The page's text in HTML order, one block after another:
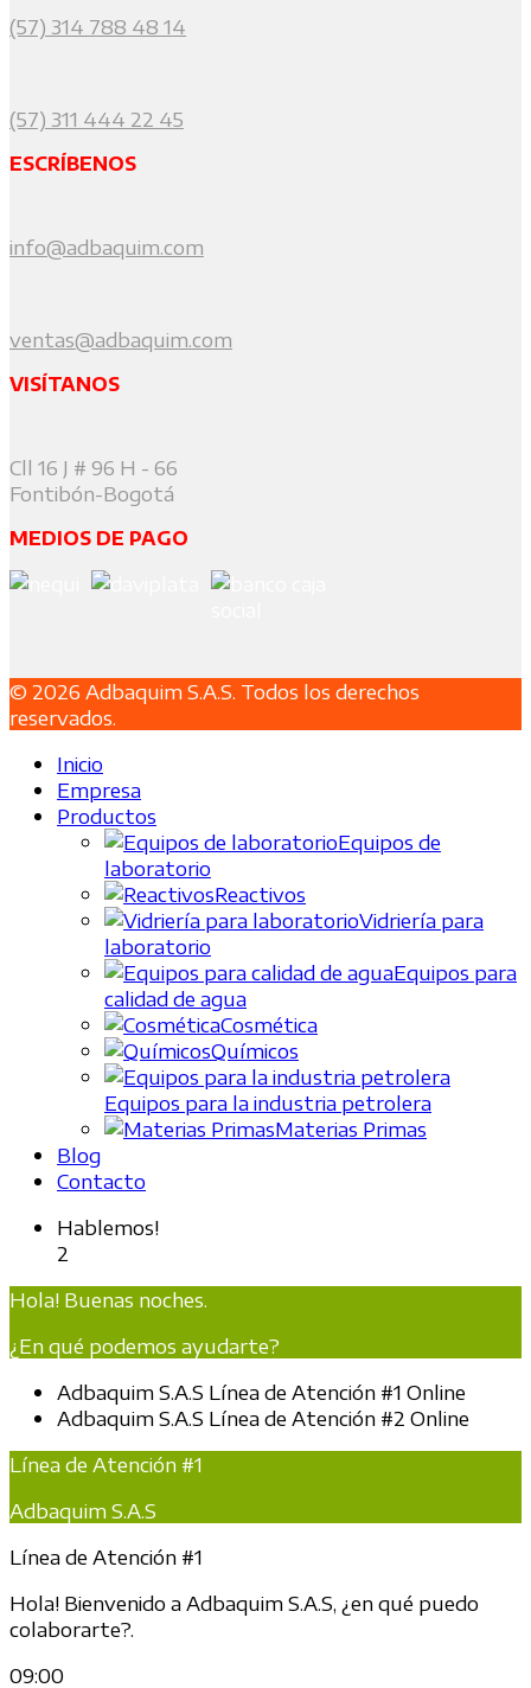
(57) 314 788 48 14
(57) 311 444 22 45
ESCRÍBENOS
info@adbaquim.com
ventas@adbaquim.com
VISÍTANOS
Cll 16 J # 96 H - 66
Fontibón-Bogotá
MEDIOS DE PAGO
© 2026 Adbaquim S.A.S. Todos los derechos
reservados.
Inicio
Empresa
Productos
Equipos de
laboratorio
Reactivos
Vidriería para
laboratorio
Equipos para
calidad de agua
Cosmética
Químicos
Equipos para la industria petrolera
Materias Primas
Blog
Contacto
Hablemos!
2
Hola! Buenas noches.
¿En qué podemos ayudarte?
Adbaquim S.A.S Línea de Atención #1 Online
Adbaquim S.A.S Línea de Atención #2 Online
Línea de Atención #1
Adbaquim S.A.S
Línea de Atención #1
Hola! Bienvenido a Adbaquim S.A.S, ¿en qué puedo
colaborarte?.
09:00